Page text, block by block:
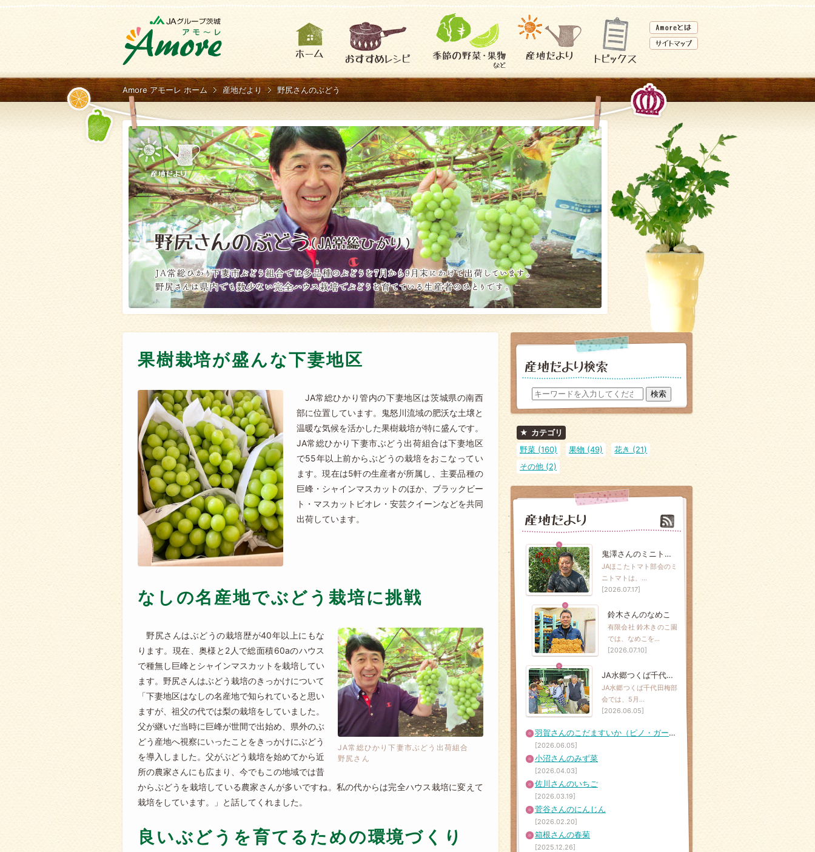
Amore アモーレ ホーム 産地だより 野尻さんのぶどう
果樹栽培が盛んな下妻地区
JA常総ひかり管内の下妻地区は茨城県の南西
部に位置しています。鬼怒川流域の肥沃な土壌と
温暖な気候を活かした果樹栽培が特に盛んです。
JA常総ひかり下妻市ぶどう出荷組合は下妻地区
で55年以上前からぶどうの栽培をおこなってい
ます。現在は5軒の生産者が所属し、主要品種の
巨峰・シャインマスカットのほか、ブラックビー
ト・マスカットビオレ・安芸クイーンなどを共同
出荷しています。
なしの名産地でぶどう栽培に挑戦
JA常総ひかり下妻市ぶどう出荷組合
野尻さん
野尻さんはぶどうの栽培歴が40年以上にもな
ります。現在、奥様と2人で総面積60aのハウス
で種無し巨峰とシャインマスカットを栽培してい
ます。野尻さんはぶどう栽培のきっかけについて
「下妻地区はなしの名産地で知られていると思い
ますが、祖父の代では梨の栽培をしていました。
父が継いだ当時に巨峰が世間で出始め、県外のぶ
どう産地へ視察にいったことをきっかけにぶどう
を導入しました。父がぶどう栽培を始めてから近
所の農家さんにも広まり、今でもこの地域では昔
からぶどうを栽培している農家さんが多いですね。私の代からは完全ハウス栽培に変えて
栽培をしています。」と話してくれました。
良いぶどうを育てるための環境づくり
カテゴリ
野菜 (160)
果物 (49)
花き (21)
その他 (2)
鬼澤さんのミニトマト
JAほこたトマト部会のミ
ニトマトは、…
[2026.07.17]
鈴木さんのなめこ
有限会社 鈴木きのこ園
では、なめこを…
[2026.07.10]
JA水郷つくば千代田梅部会の梅
JA水郷つくば千代田梅部
会では、5月…
[2026.06.05]
羽賀さんのこだますいか（ピノ・ガール）
[2026.06.05]
小沼さんのみず菜
[2026.04.03]
佐川さんのいちご
[2026.03.19]
菅谷さんのにんじん
[2026.02.20]
箱根さんの春菊
[2025.12.26]